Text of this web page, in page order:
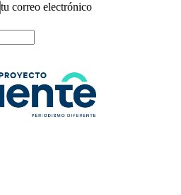
tu correo electrónico